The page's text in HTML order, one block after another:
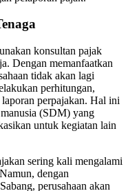
konsultan pajak
Dengan memanfaatkan
tidak akan lagi
perhitungan,
perpajakan. Hal ini
(SDM) yang
untuk kegiatan lain
sering kali mengalami
dengan
perusahaan akan